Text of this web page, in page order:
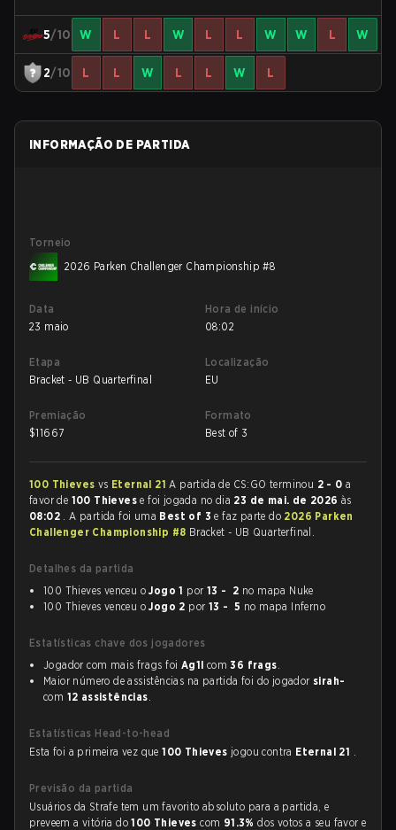
5/10 W L L W L L W W L W
2/10 L L W L L W L
INFORMAÇÃO DE PARTIDA
Torneio
2026 Parken Challenger Championship #8
Data
23 maio
Hora de início
08:02
Etapa
Bracket - UB Quarterfinal
Localização
EU
Premiação
$11667
Formato
Best of 3
100 Thieves vs Eternal 21A partida de CS:GO terminou 2 - 0 a
favor de 100 Thievese foi jogada no dia 23 de mai. de 2026às
08:02 . A partida foi uma Best of 3e faz parte do 2026 Parken
Challenger Championship #8 Bracket - UB Quarterfinal.
Detalhes da partida
100 Thieves venceu oJogo 1 por 13 - 2 no mapa Nuke
100 Thieves venceu oJogo 2 por 13 - 5 no mapa Inferno
Estatísticas chave dos jogadores
Jogador com mais frags foi Ag1l com36 frags.
Maior número de assistências na partida foi do jogador sirah-
com 12 assistências.
Estatísticas Head-to-head
Esta foi a primeira vez que100 Thieves jogou contra Eternal 21 .
Previsão da partida
Usuários da Strafe tem um favorito absoluto para a partida, e
preveem a vitória do100 Thievescom 91.3%dos votos a seu favor e